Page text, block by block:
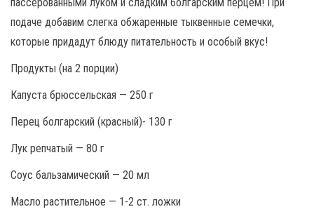
подаче добавим слегка обжаренные тыквенные семечки,
которые придадут блюду питательность и особый вкус!
Продукты (на 2 порции)
Капуста брюссельская — 250 г
Перец болгарский (красный)- 130 г
Лук репчатый — 80 г
Соус бальзамический — 20 мл
Масло растительное — 1-2 ст. ложки